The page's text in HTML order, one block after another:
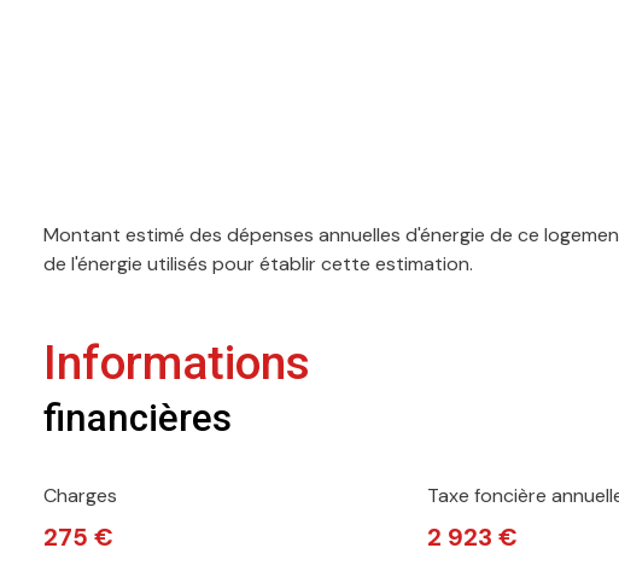
Montant estimé des dépenses annuelles d'énergie de ce
de l'énergie utilisés pour établir cette estimation.
Informations
financières
Charges
275 €
Taxe foncière
2 923 €